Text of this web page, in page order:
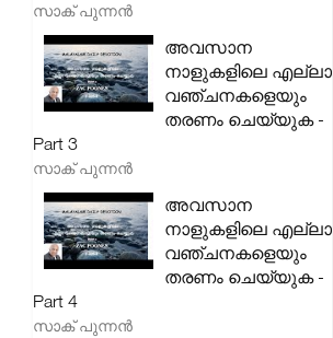
സാക് പുന്നൻ
അവസാന
നാളുകളിലെ എല്ലാ
വഞ്ചനകളെയും
തരണം ചെയ്യുക -
Part 3
സാക് പുന്നൻ
അവസാന
നാളുകളിലെ എല്ലാ
വഞ്ചനകളെയും
തരണം ചെയ്യുക -
Part 4
സാക് പുന്നൻ